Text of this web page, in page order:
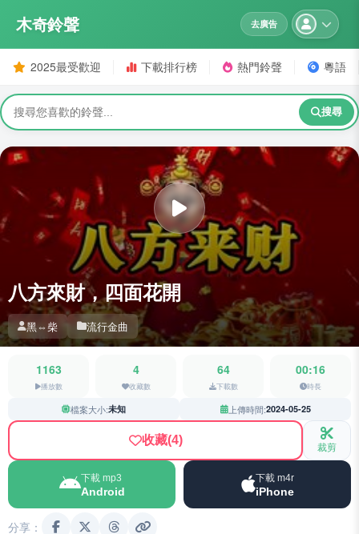
木奇鈴聲 去廣告
2025最受歡迎 下載排行榜 熱門鈴聲 粵語
搜尋
八方來財，四面花開
黑⇔柴 流行金曲
1163
播放數
4
收藏數
64
下載數
00:16
時長
檔案大小:未知 上傳時間:2024-05-25
收藏(4) 裁剪
下載 mp3
Android
下載 m4r
iPhone
分享：